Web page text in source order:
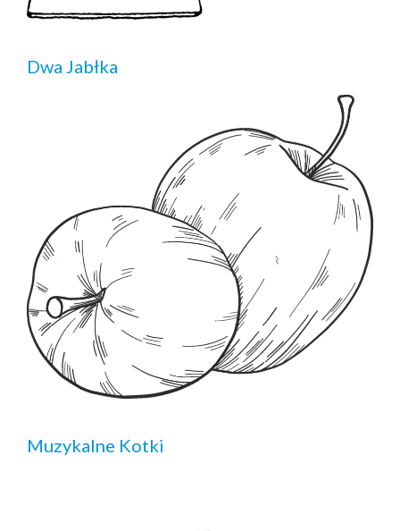
Dwa Jabłka
Muzykalne Kotki